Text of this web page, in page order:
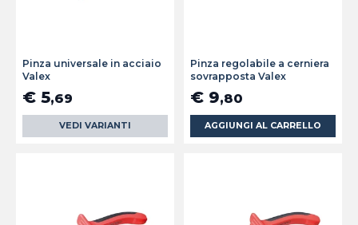
Pinza universale in acciaio
Valex
€ 5,69
VEDI VARIANTI
Pinza regolabile a cerniera
sovrapposta Valex
€ 9,80
AGGIUNGI AL CARRELLO